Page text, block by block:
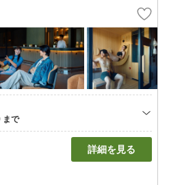
詳細を見る